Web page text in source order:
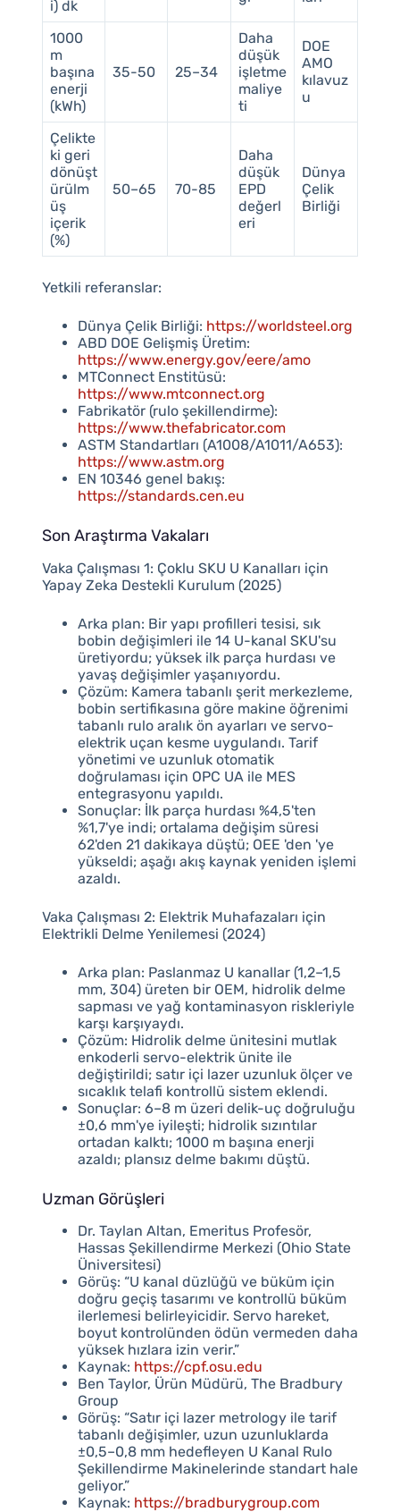
i) dk
1000
m
başına
enerji
(kWh)
35-50 25–34
Daha
düşük
işletme
maliye
ti
DOE
AMO
kılavuz
u
Çelikte
ki geri
dönüşt
ürülm
üş
içerik
(%)
50–65 70-85
Daha
düşük
EPD
değerl
eri
Dünya
Çelik
Birliği
Yetkili referanslar:
Dünya Çelik Birliği: https://worldsteel.org
ABD DOE Gelişmiş Üretim:
https://www.energy.gov/eere/amo
MTConnect Enstitüsü:
https://www.mtconnect.org
Fabrikatör (rulo şekillendirme):
https://www.thefabricator.com
ASTM Standartları (A1008/A1011/A653):
https://www.astm.org
EN 10346 genel bakış:
https://standards.cen.eu
Son Araştırma Vakaları
Vaka Çalışması 1: Çoklu SKU U Kanalları için
Yapay Zeka Destekli Kurulum (2025)
Arka plan: Bir yapı profilleri tesisi, sık
bobin değişimleri ile 14 U-kanal SKU'su
üretiyordu; yüksek ilk parça hurdası ve
yavaş değişimler yaşanıyordu.
Çözüm: Kamera tabanlı şerit merkezleme,
bobin sertifikasına göre makine öğrenimi
tabanlı rulo aralık ön ayarları ve servo-
elektrik uçan kesme uygulandı. Tarif
yönetimi ve uzunluk otomatik
doğrulaması için OPC UA ile MES
entegrasyonu yapıldı.
Sonuçlar: İlk parça hurdası %4,5'ten
%1,7'ye indi; ortalama değişim süresi
62'den 21 dakikaya düştü; OEE 'den 'ye
yükseldi; aşağı akış kaynak yeniden işlemi
azaldı.
Vaka Çalışması 2: Elektrik Muhafazaları için
Elektrikli Delme Yenilemesi (2024)
Arka plan: Paslanmaz U kanallar (1,2–1,5
mm, 304) üreten bir OEM, hidrolik delme
sapması ve yağ kontaminasyon riskleriyle
karşı karşıyaydı.
Çözüm: Hidrolik delme ünitesini mutlak
enkoderli servo-elektrik ünite ile
değiştirildi; satır içi lazer uzunluk ölçer ve
sıcaklık telafi kontrollü sistem eklendi.
Sonuçlar: 6–8 m üzeri delik-uç doğruluğu
±0,6 mm'ye iyileşti; hidrolik sızıntılar
ortadan kalktı; 1000 m başına enerji
azaldı; plansız delme bakımı düştü.
Uzman Görüşleri
Dr. Taylan Altan, Emeritus Profesör,
Hassas Şekillendirme Merkezi (Ohio State
Üniversitesi)
Görüş: “U kanal düzlüğü ve büküm için
doğru geçiş tasarımı ve kontrollü büküm
ilerlemesi belirleyicidir. Servo hareket,
boyut kontrolünden ödün vermeden daha
yüksek hızlara izin verir.”
Kaynak: https://cpf.osu.edu
Ben Taylor, Ürün Müdürü, The Bradbury
Group
Görüş: “Satır içi lazer metrology ile tarif
tabanlı değişimler, uzun uzunluklarda
±0,5–0,8 mm hedefleyen U Kanal Rulo
Şekillendirme Makinelerinde standart hale
geliyor.”
Kaynak: https://bradburygroup.com